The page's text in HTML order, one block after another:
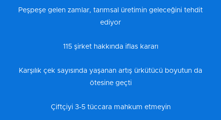
Peşpeşe gelen zamlar, tarımsal üretimin geleceğini tehdit
ediyor
115 şirket hakkında iflas kararı
Karşılık çek sayısında yaşanan artış ürkütücü boyutun da
ötesine geçti
Çiftçiyi 3-5 tüccara mahkum etmeyin